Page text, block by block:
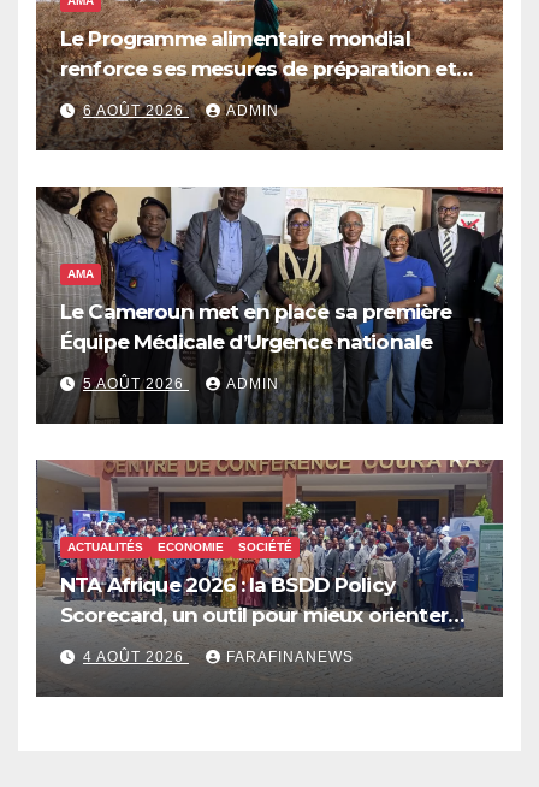
Le Programme alimentaire mondial
renforce ses mesures de préparation et
de réponse face à la menace d’El Niño,
qui pourrait plonger des dizaines de
alimentaire aiguë
6 AOÛT 2026 ADMIN
AMA
Le Cameroun met en place sa première
Équipe Médicale d’Urgence nationale
5 AOÛT 2026 ADMIN
ACTUALITÉS ECONOMIE SOCIÉTÉ
NTA Afrique 2026 : la BSDD Policy
Scorecard, un outil pour mieux orienter
les dépenses publiques
4 AOÛT 2026 FARAFINANEWS